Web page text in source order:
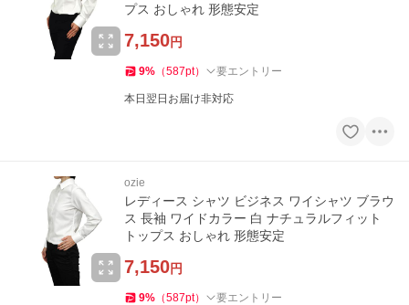
プス おしゃれ 形態安定
7,150円
9% （587pt） 要エントリー
本日翌日お届け非対応
ozie
レディース シャツ ビジネス ワイシャツ ブラウ
ス 長袖 ワイドカラー 白 ナチュラルフィット
トップス おしゃれ 形態安定
7,150円
9% （587pt） 要エントリー